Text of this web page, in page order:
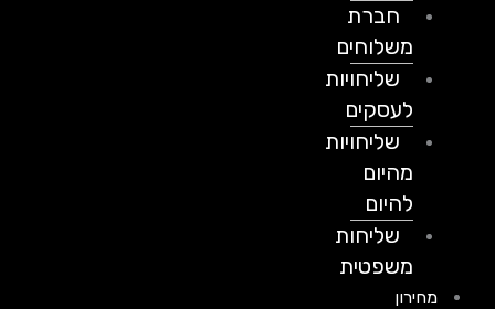
חברת
משלוחים
שליחויות
לעסקים
שליחויות
מהיום
להיום
שליחות
משפטית
מחירון